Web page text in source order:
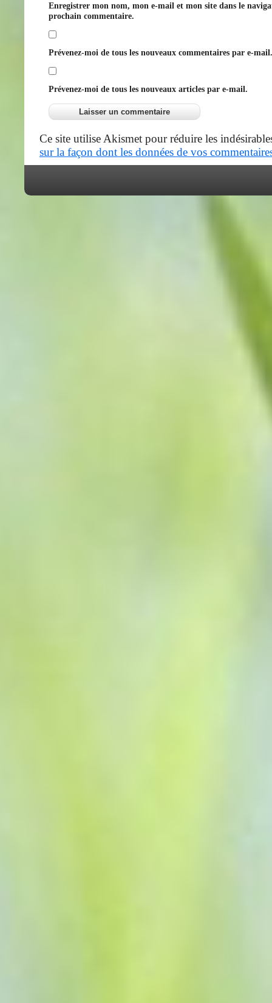
Enregistrer mon nom, mon e-mail et mon site dans le
prochain commentaire.
Prévenez-moi de tous les nouveaux commentaires par e-mail.
Prévenez-moi de tous les nouveaux articles par e-mail.
Ce site utilise Akismet pour réduire les
sur la façon dont les données de vos